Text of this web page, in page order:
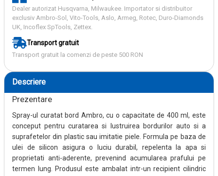
Dealer autorizat Husqvarna, Milwaukee. Importator si distribuitor
exclusiv Ambro-Sol, Vito-Tools, Aslo, Armeg, Rotec, Duro-Diamonds
UK, Incoflex SpTools, Zettex.
Transport gratuit
Transport gratuit la comenzi de peste 500 RON
Descriere
Prezentare
Spray-ul curatat bord Ambro, cu o capacitate de 400 ml, este
conceput pentru curatarea si lustruirea bordurilor auto si a
suprafetelor din plastic sau imitatie piele. Formula pe baza de
ulei de silicon asigura o luciu durabil, repelenta la apa si
proprietati anti-aderente, prevenind acumularea prafului pe
termen lung. Produsul este ambalat intr-un recipient cilindric